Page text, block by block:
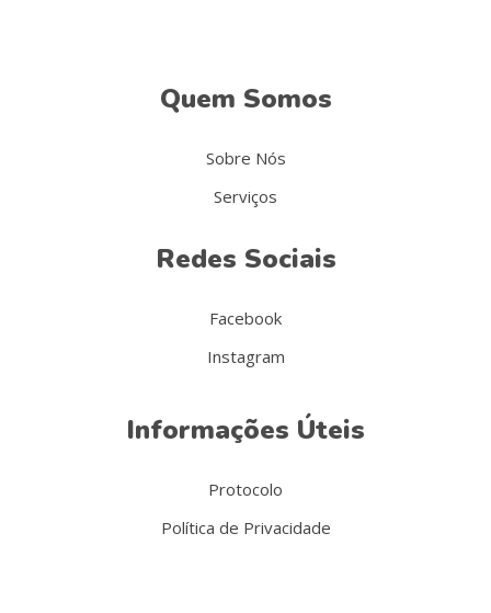
Quem Somos
Sobre Nós
Serviços
Redes Sociais
Facebook
Instagram
Informações Úteis
Protocolo
Política de Privacidade